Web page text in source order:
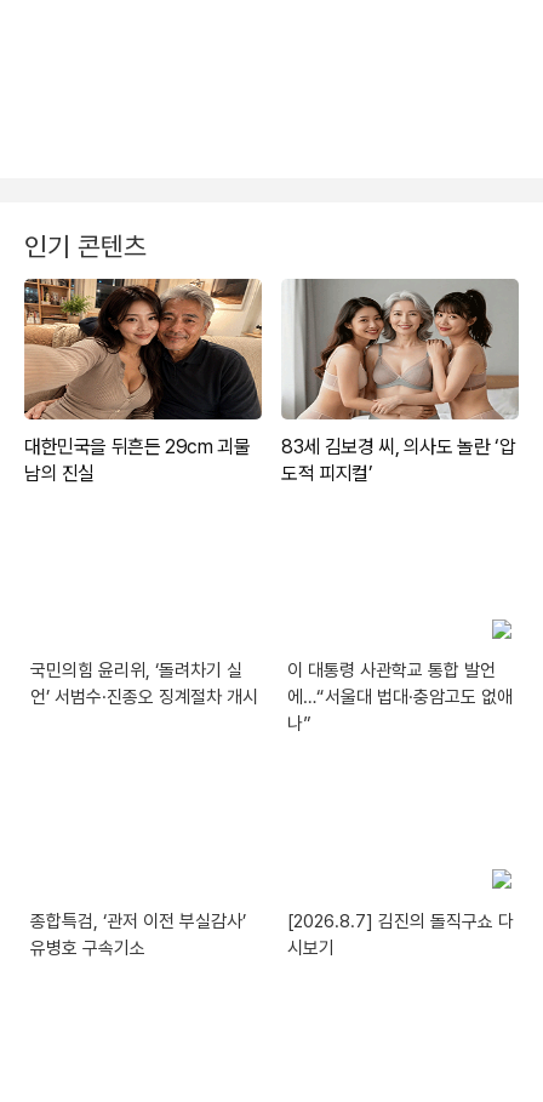
인기 콘텐츠
국민의힘 윤리위, ‘돌려차기 실
언’ 서범수·진종오 징계절차 개시
이 대통령 사관학교 통합 발언
에…“서울대 법대·충암고도 없애
나”
종합특검, ‘관저 이전 부실감사’
유병호 구속기소
[2026.8.7] 김진의 돌직구쇼 다
시보기